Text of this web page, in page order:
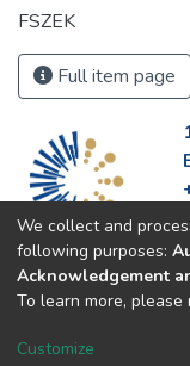
FSZEK
Full item page
We collect and
following purposes:
Acknowledgement
To learn more, please
Customize